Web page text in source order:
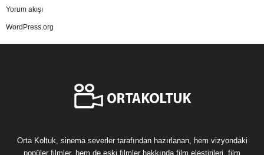
Yorum akışı
WordPress.org
Orta Koltuk, sinema severler tarafından hazırlanan, hem vizyondaki
popüler filmler, hem de eski filmler hakkında film eleştirileri, film